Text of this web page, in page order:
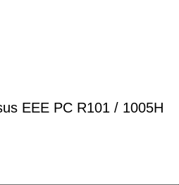
EEE PC R101 / 1005H